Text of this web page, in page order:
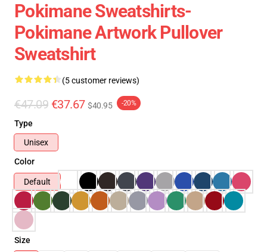
Pokimane Sweatshirts-
Pokimane Artwork Pullover
Sweatshirt
(5 customer reviews)
€47.09 €37.67 $40.95 -20%
Type
Unisex
Color
Default
Size